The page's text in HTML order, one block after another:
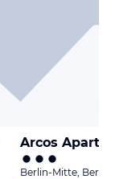
Arcos
Berlin-Mitte, Berlin